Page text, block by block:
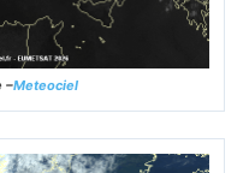
–Meteociel